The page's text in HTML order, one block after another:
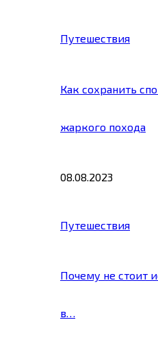
Путешествия
Как сохранить
жаркого похода
08.08.2023
Путешествия
Почему не стоит
в…